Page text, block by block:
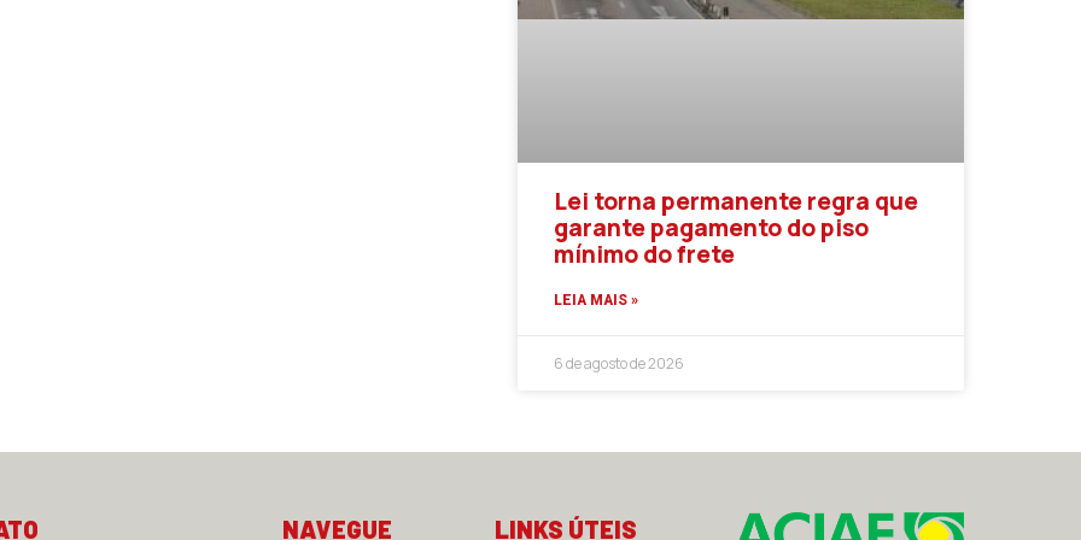
Lei torna permanente regra que
garante pagamento do piso
mínimo do frete
LEIA MAIS »
6 de agosto de 2026
NAVEGUE LINKS ÚTEIS